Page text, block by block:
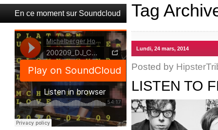
En ce moment sur Soundcloud Tag
Lundi, 24 mars, 2014
Posted by
LISTEN TO